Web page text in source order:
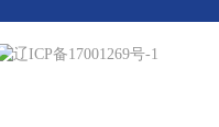
辽ICP备17001269号-1